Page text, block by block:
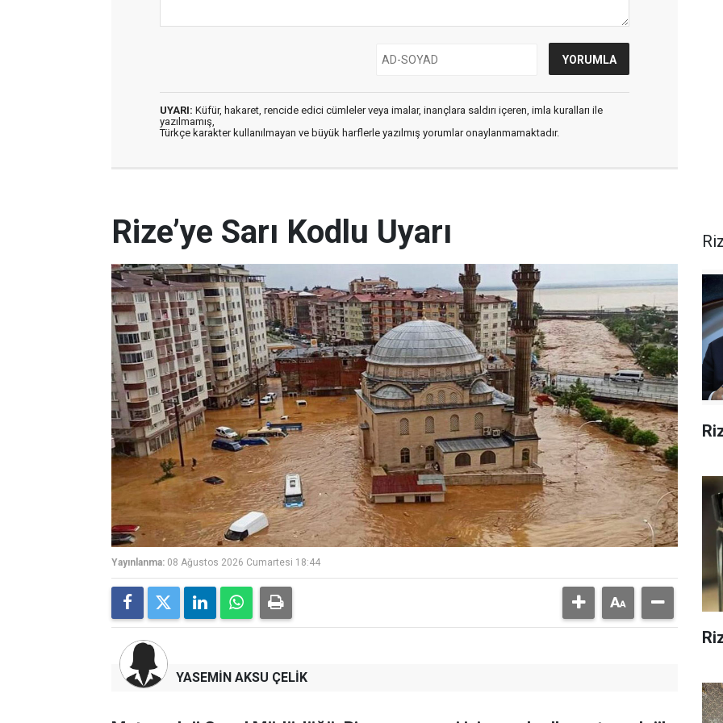
UYARI: Küfür, hakaret, rencide edici cümleler veya imalar, inançlara saldırı içeren, imla kuralları ile
yazılmamış,
Türkçe karakter kullanılmayan ve büyük harflerle yazılmış yorumlar onaylanmamaktadır.
Rize’ye Sarı Kodlu Uyarı
Yayınlanma: 08 Ağustos 2026 Cumartesi 18:44
YASEMİN AKSU ÇELİK